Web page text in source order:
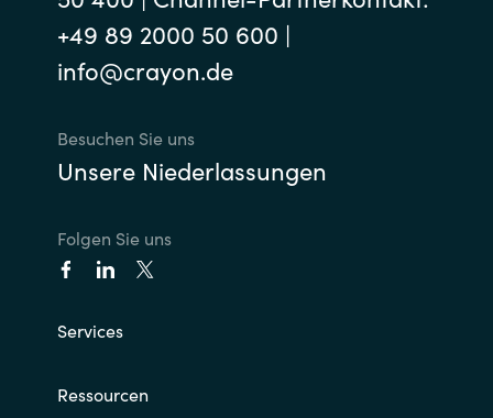
+49 89 2000 50 600 |
info@crayon.de
Besuchen Sie uns
Unsere Niederlassungen
Folgen Sie uns
Services
Ressourcen